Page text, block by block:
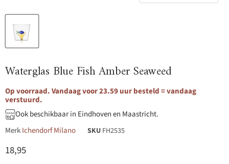
Waterglas Blue Fish Amber Seaweed
Op voorraad. Vandaag voor 23.59 uur besteld = vandaag
verstuurd.
Ook beschikbaar in Eindhoven en Maastricht.
MerkIchendorf Milano SKU FH2535
Huidige prijs
18,95